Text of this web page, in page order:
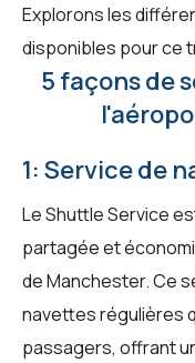
Explorons les
disponibles pour ce
5 façons de
1: Service de
Le Shuttle Service
partagée et
de Manchester. Ce
navettes régulières
passagers, offrant